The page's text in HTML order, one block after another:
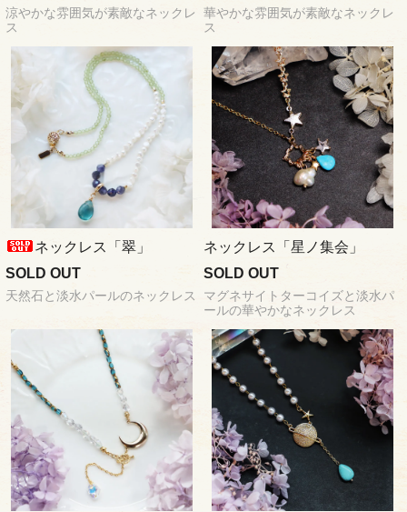
涼やかな雰囲気が素敵なネックレ
ス
華やかな雰囲気が素敵なネックレ
ス
ネックレス「翠」
SOLD OUT
天然石と淡水パールのネックレス
ネックレス「星ノ集会」
SOLD OUT
マグネサイトターコイズと淡水パ
ールの華やかなネックレス